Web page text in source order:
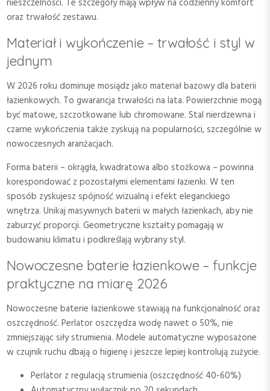
nieszczelności. Te szczegóły mają wpływ na codzienny komfort
oraz trwałość zestawu.
Materiał i wykończenie – trwałość i styl w
jednym
W 2026 roku dominuje mosiądz jako materiał bazowy dla baterii
łazienkowych. To gwarancja trwałości na lata. Powierzchnie mogą
być matowe, szczotkowane lub chromowane. Stal nierdzewna i
czarne wykończenia także zyskują na popularności, szczególnie w
nowoczesnych aranżacjach.
Forma baterii – okrągła, kwadratowa albo stożkowa – powinna
korespondować z pozostałymi elementami łazienki. W ten
sposób zyskujesz spójność wizualną i efekt eleganckiego
wnętrza. Unikaj masywnych baterii w małych łazienkach, aby nie
zaburzyć proporcji. Geometryczne kształty pomagają w
budowaniu klimatu i podkreślają wybrany styl.
Nowoczesne baterie łazienkowe – funkcje
praktyczne na miarę 2026
Nowoczesne baterie łazienkowe stawiają na funkcjonalność oraz
oszczędność. Perlator oszczędza wodę nawet o 50%, nie
zmniejszając siły strumienia. Modele automatyczne wyposażone
w czujnik ruchu dbają o higienę i jeszcze lepiej kontrolują zużycie.
Perlator z regulacją strumienia (oszczędność 40-60%)